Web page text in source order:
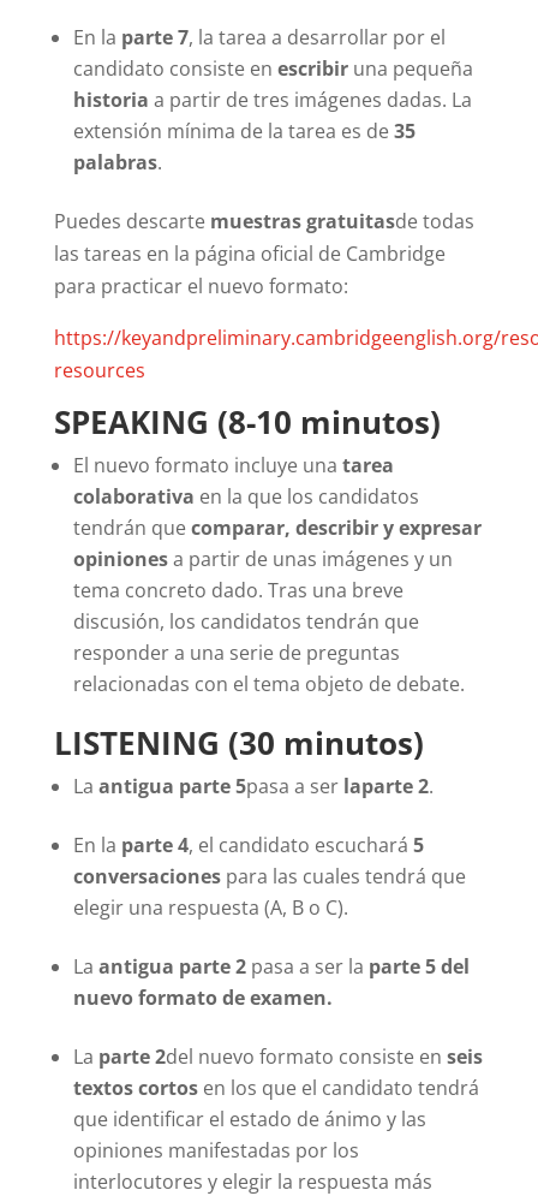
En la parte 7, la tarea a desarrollar por el
candidato consiste en escribir una pequeña
historia a partir de tres imágenes dadas. La
extensión mínima de la tarea es de35
palabras.
Puedes descarte muestras gratuitasde todas
las tareas en la página oficial de Cambridge
para practicar el nuevo formato:
https://keyandpreliminary.cambridgeenglish.org/
resources
SPEAKING (8-10 minutos)
El nuevo formato incluye una tarea
colaborativa en la que los candidatos
tendrán quecomparar, describir y expresar
opinionesa partir de unas imágenes y un
tema concreto dado. Tras una breve
discusión, los candidatos tendrán que
responder a una serie de preguntas
relacionadas con el tema objeto de debate.
LISTENING (30 minutos)
La antigua parte 5pasa a ser laparte 2.
En la parte 4, el candidato escuchará 5
conversacionespara las cuales tendrá que
elegir una respuesta (A, B o C).
La antigua parte 2pasa a ser la parte 5 del
nuevo formato de examen.
La parte 2del nuevo formato consiste en seis
textos cortosen los que el candidato tendrá
que identificar el estado de ánimo y las
opiniones manifestadas por los
interlocutores y elegir la respuesta más